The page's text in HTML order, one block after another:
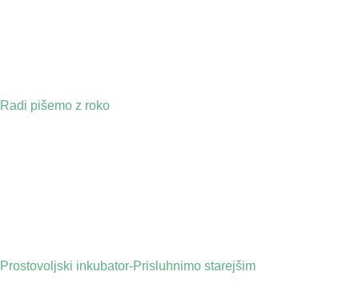
Radi pišemo z roko
Prostovoljski inkubator-Prisluhnimo starejšim